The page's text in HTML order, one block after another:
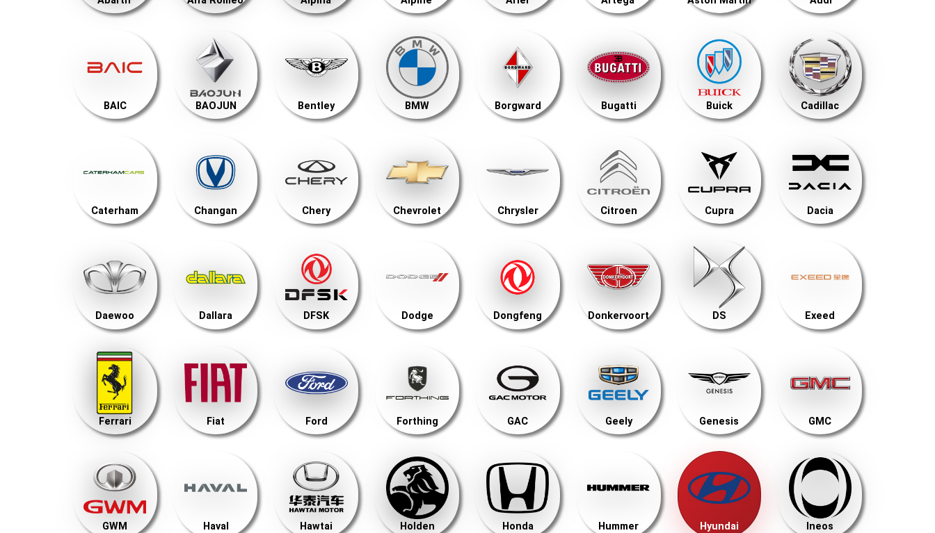
BAIC BAOJUN Bentley BMW Borgward Bugatti Buick Cadillac
Caterham Changan Chery Chevrolet Chrysler Citroen Cupra Dacia
Daewoo Dallara DFSK Dodge Dongfeng Donkervoort DS Exeed
Ferrari Fiat Ford Forthing GAC Geely Genesis GMC
GWM Haval Hawtai Holden Honda Hummer Hyundai Ineos